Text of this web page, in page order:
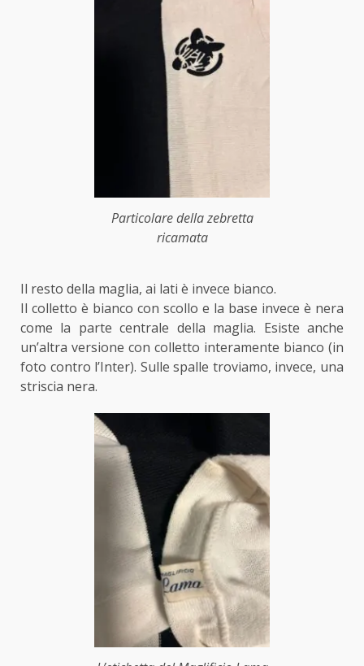
Particolare della zebretta
ricamata
Il resto della maglia, ai lati è invece bianco.
Il colletto è bianco con scollo e la base invece è nera
come la parte centrale della maglia. Esiste anche
un’altra versione con colletto interamente bianco (in
foto contro l’Inter). Sulle spalle troviamo, invece, una
striscia nera.